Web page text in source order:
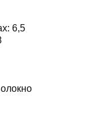
6,5